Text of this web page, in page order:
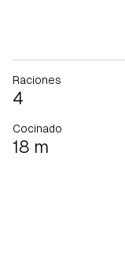
Raciones
4
Cocinado
18 m